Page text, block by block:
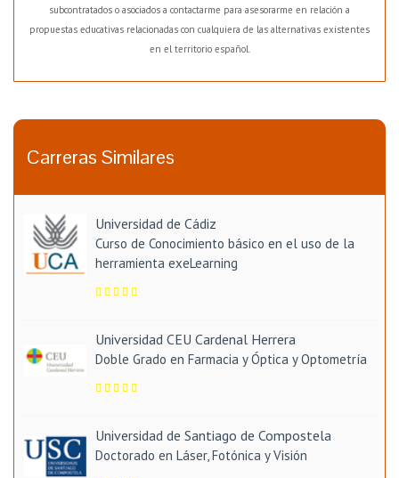
subcontratados o asociados a contactarme para asesorarme en relación a
propuestas educativas relacionadas con cualquiera de las alternativas existentes
en el territorio español.
Carreras Similares
Universidad de Cádiz
Curso de Conocimiento básico en el uso de la
herramienta exeLearning
Universidad CEU Cardenal Herrera
Doble Grado en Farmacia y Óptica y Optometría
Universidad de Santiago de Compostela
Doctorado en Láser, Fotónica y Visión